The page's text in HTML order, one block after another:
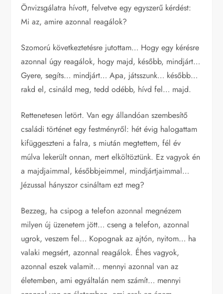
Önvizsgálatra hívott, felvetve egy egyszerű kérdést:
Mi az, amire azonnal reagálok?
Szomorú következtetésre jutottam… Hogy egy kérésre
azonnal úgy reagálok, hogy majd, később, mindjárt…
Gyere, segíts… mindjárt… Apa, játsszunk… később…
rakd el, csináld meg, tedd odébb, hívd fel… majd.
Rettenetesen letört. Van egy állandóan szembesítő
családi történet egy festményről: hét évig halogattam
kifüggeszteni a falra, s miután megtettem, fél év
múlva lekerült onnan, mert elköltöztünk. Ez vagyok én
a majdjaimmal, későbbjeimmel, mindjártjaimmal…
Jézussal hányszor csináltam ezt meg?
Bezzeg, ha csipog a telefon azonnal megnézem
milyen új üzenetem jött… cseng a telefon, azonnal
ugrok, veszem fel… Kopognak az ajtón, nyitom… ha
valaki megsért, azonnal reagálok. Éhes vagyok,
azonnal eszek valamit… mennyi azonnal van az
életemben, ami egyáltalán nem számít… mennyi